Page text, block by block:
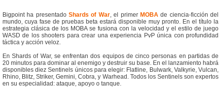
Bigpoint ha presentadoShards of War, el primer MOBAde ciencia-ficción del
mundo, cuya fase de pruebas beta estará disponible muy pronto. En el título la
estrategia clásica de los MOBA se fusiona con la velocidad y el estilo de juego
WASD de los shooters para crear una experiencia PvP única con profundidad
táctica y acción veloz.
En Shards of War, se enfrentan dos equipos de cinco personas en partidas de
20 minutos para dominar al enemigo y destruir su base. En el lanzamiento habrá
disponibles diez Sentinels únicos para elegir: Flatline, Bulwark, Valkyrie, Vulcan,
Rhino, Blitz, Striker, Gemini, Cobra, y Warhead. Todos los Sentinels son expertos
en su especialidad: ataque, apoyo o tanque.